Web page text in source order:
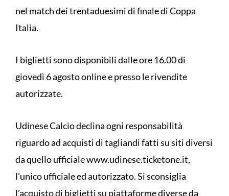
nel match dei trentaduesimi di finale di Coppa
Italia.
I biglietti sono disponibili dalle ore 16.00 di
giovedì 6 agosto online e presso le rivendite
autorizzate.
Udinese Calcio declina ogni responsabilità
riguardo ad acquisti di tagliandi fatti su siti diversi
da quello ufficiale www.udinese.ticketone.it,
l’unico ufficiale ed autorizzato. Si sconsiglia
l’acquisto di biglietti su piattaforme diverse da